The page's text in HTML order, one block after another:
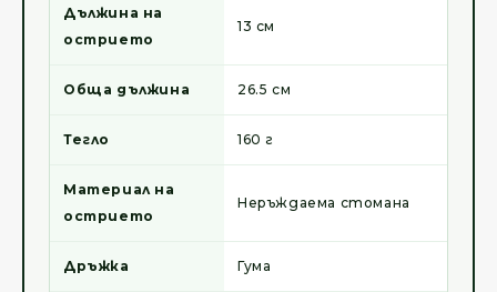
Дължина на
острието
13 см
Обща дължина 26.5 см
Тегло 160 г
Материал на
острието
Неръждаема стомана
Дръжка Гума